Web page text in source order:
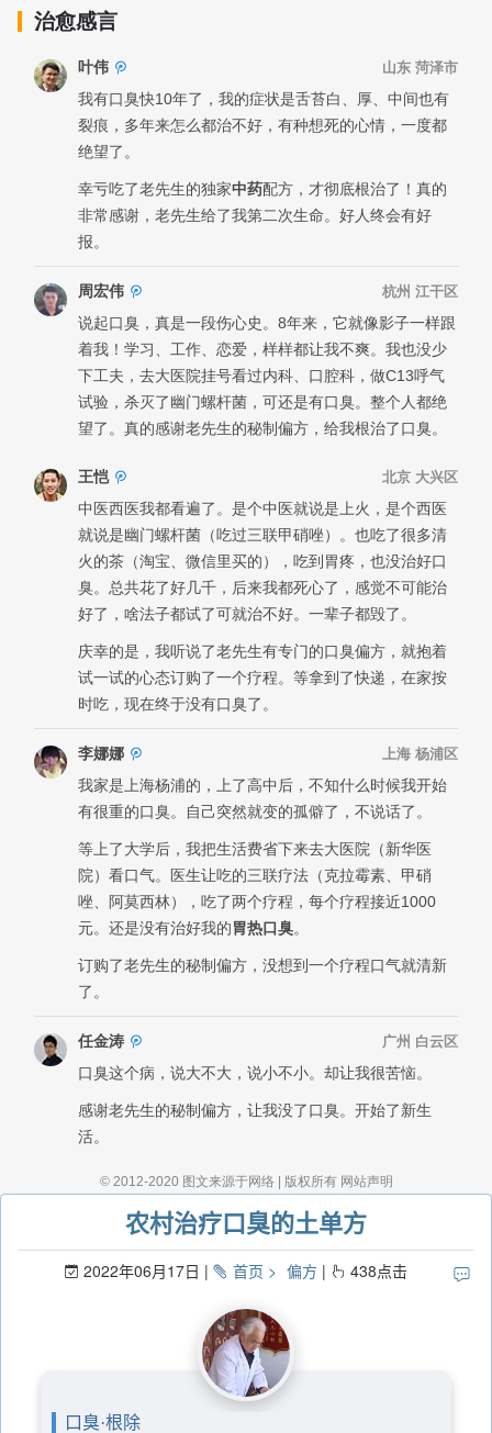
农村治疗口臭的土单方
2022年06月17日 首页 偏方 438点击
口臭·根除